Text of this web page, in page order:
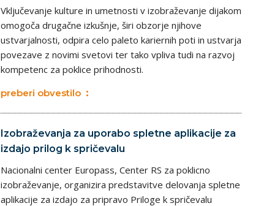
Vključevanje kulture in umetnosti v izobraževanje dijakom
omogoča drugačne izkušnje, širi obzorje njihove
ustvarjalnosti, odpira celo paleto kariernih poti in ustvarja
povezave z novimi svetovi ter tako vpliva tudi na razvoj
kompetenc za poklice prihodnosti.
preberi obvestilo
Izobraževanja za uporabo spletne aplikacije za
izdajo prilog k spričevalu
Nacionalni center Europass, Center RS za poklicno
izobraževanje, organizira predstavitve delovanja spletne
aplikacije za izdajo za pripravo Priloge k spričevalu